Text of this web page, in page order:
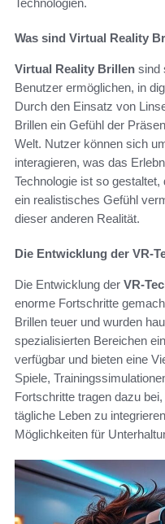
Was sind Virtual Reality
Virtual Reality Brillen sind
Benutzer ermöglichen, in
Durch den Einsatz von
Brillen ein Gefühl der
Welt. Nutzer können sich
interagieren, was das
Technologie ist so
ein realistisches Gefühl
dieser anderen Realität.
Die Entwicklung der VR-
Die Entwicklung der VR-
enorme Fortschritte
Brillen teuer und wurden
spezialisierten Bereichen
verfügbar und bieten eine
Spiele,
Fortschritte tragen dazu bei,
tägliche Leben zu
Möglichkeiten für